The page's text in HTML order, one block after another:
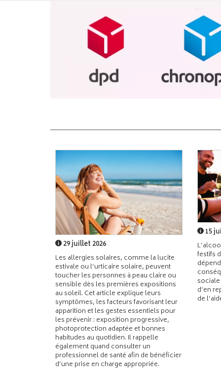
29 juillet 2026
Les allergies solaires, comme la lucite
estivale ou l’urticaire solaire, peuvent
toucher les personnes à peau claire ou
sensible dès les premières expositions
au soleil. Cet article explique leurs
symptômes, les facteurs favorisant leur
apparition et les gestes essentiels pour
les prévenir : exposition progressive,
photoprotection adaptée et bonnes
habitudes au quotidien. Il rappelle
également quand consulter un
professionnel de santé afin de bénéficier
d’une prise en charge appropriée.
15
festifs
d’en
de